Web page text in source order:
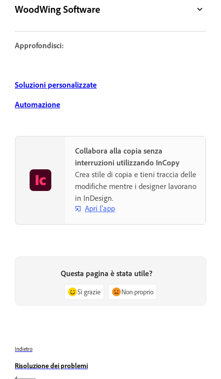
WoodWing Software
Approfondisci:
Soluzioni personalizzate
Automazione
Collabora alla copia senza
interruzioni utilizzando InCopy
Crea stile di copia e tieni traccia delle
modifiche mentre i designer lavorano
in InDesign.
Apri l'app
Questa pagina è stata utile?
Sì grazie Non proprio
Indietro
Risoluzione dei problemi